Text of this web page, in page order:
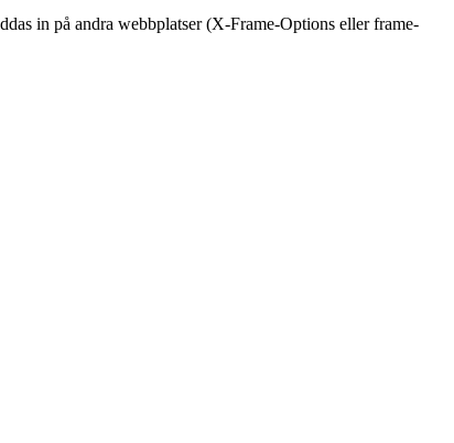
in på andra webbplatser (X-Frame-Options eller frame-